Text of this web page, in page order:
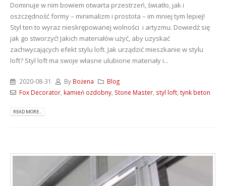
Dominuje w nim bowiem otwarta przestrzeń, światło, jak i
oszczędność formy – minimalizm i prostota – im mniej tym lepiej!
Styl ten to wyraz nieskrępowanej wolności i artyzmu. Dowiedź się
jak go stworzyć! Jakich materiałów użyć, aby uzyskać
zachwycających efekt stylu loft. Jak urządzić mieszkanie w stylu
loft? Styl loft ma swoje własne ulubione materiały i...
2020-08-31 By Bożena
Blog
Fox Decorator, kamień ozdobny, Stone Master, styl loft, tynk beton
READ MORE...